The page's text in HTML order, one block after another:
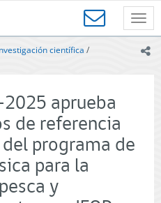
científica /
2025 aprueba
de referencia
programa de
para la
y